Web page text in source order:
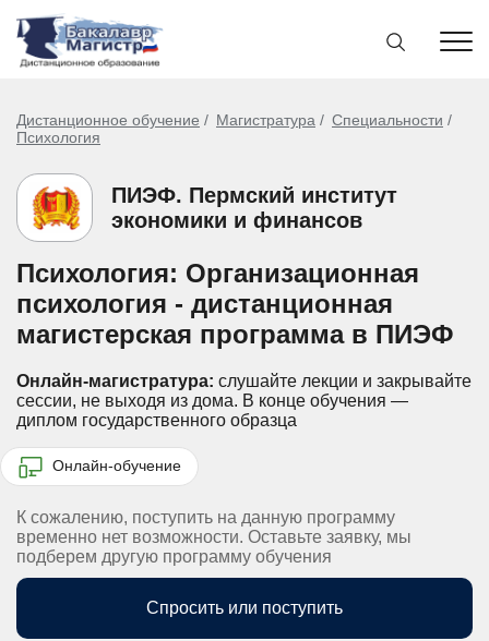
Дистанционное обучение Магистратура
Специальности
Психология
ПИЭФ. Пермский институт
экономики и финансов
Психология: Организационная
психология - дистанционная
магистерская программа в ПИЭФ
Онлайн-магистратура: слушайте лекции и закрывайте
сессии, не выходя из дома. В конце обучения —
диплом государственного образца
Онлайн-обучение
К сожалению, поступить на данную программу
временно нет возможности. Оставьте заявку, мы
подберем другую программу обучения
Спросить или поступить